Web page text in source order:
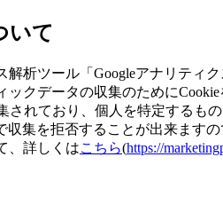
いて
析ツール「Googleアナリティク
クデータの収集のためにCookie
れており、個人を特定するもの
収集を拒否することが出来ます
、詳しくはこちら(https://